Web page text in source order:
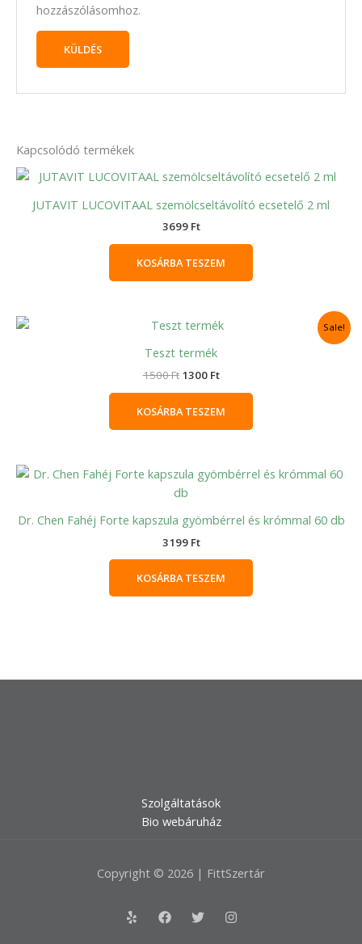
hozzászólásomhoz.
Kapcsolódó termékek
JUTAVIT LUCOVITAAL szemölcseltávolító ecsetelő 2 ml
3699 Ft
KOSÁRBA TESZEM
Sale!
Teszt termék
1500Ft
Original
was:
1300 Ft
Current
KOSÁRBA TESZEM
Dr. Chen Fahéj Forte kapszula gyömbérrel és krómmal 60 db
3199 Ft
KOSÁRBA TESZEM
Szolgáltatások
Bio webáruház
Copyright © 2026 | FittSzertár